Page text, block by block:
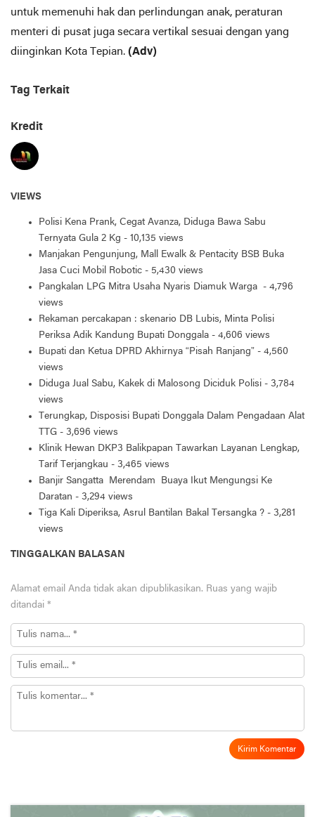
untuk memenuhi hak dan perlindungan anak, peraturan
menteri di pusat juga secara vertikal sesuai dengan yang
diinginkan Kota Tepian. (Adv)
Tag Terkait
Kredit
VIEWS
Polisi Kena Prank, Cegat Avanza, Diduga Bawa Sabu
Ternyata Gula 2 Kg - 10,135 views
Manjakan Pengunjung, Mall Ewalk & Pentacity BSB Buka
Jasa Cuci Mobil Robotic - 5,430 views
Pangkalan LPG Mitra Usaha Nyaris Diamuk Warga - 4,796
views
Rekaman percakapan : skenario DB Lubis, Minta Polisi
Periksa Adik Kandung Bupati Donggala - 4,606 views
Bupati dan Ketua DPRD Akhirnya “Pisah Ranjang” - 4,560
views
Diduga Jual Sabu, Kakek di Malosong Diciduk Polisi - 3,784
views
Terungkap, Disposisi Bupati Donggala Dalam Pengadaan Alat
TTG - 3,696 views
Klinik Hewan DKP3 Balikpapan Tawarkan Layanan Lengkap,
Tarif Terjangkau - 3,465 views
Banjir Sangatta Merendam Buaya Ikut Mengungsi Ke
Daratan - 3,294 views
Tiga Kali Diperiksa, Asrul Bantilan Bakal Tersangka ? - 3,281
views
TINGGALKAN BALASAN
Alamat email Anda tidak akan dipublikasikan. Ruas yang wajib
ditandai *